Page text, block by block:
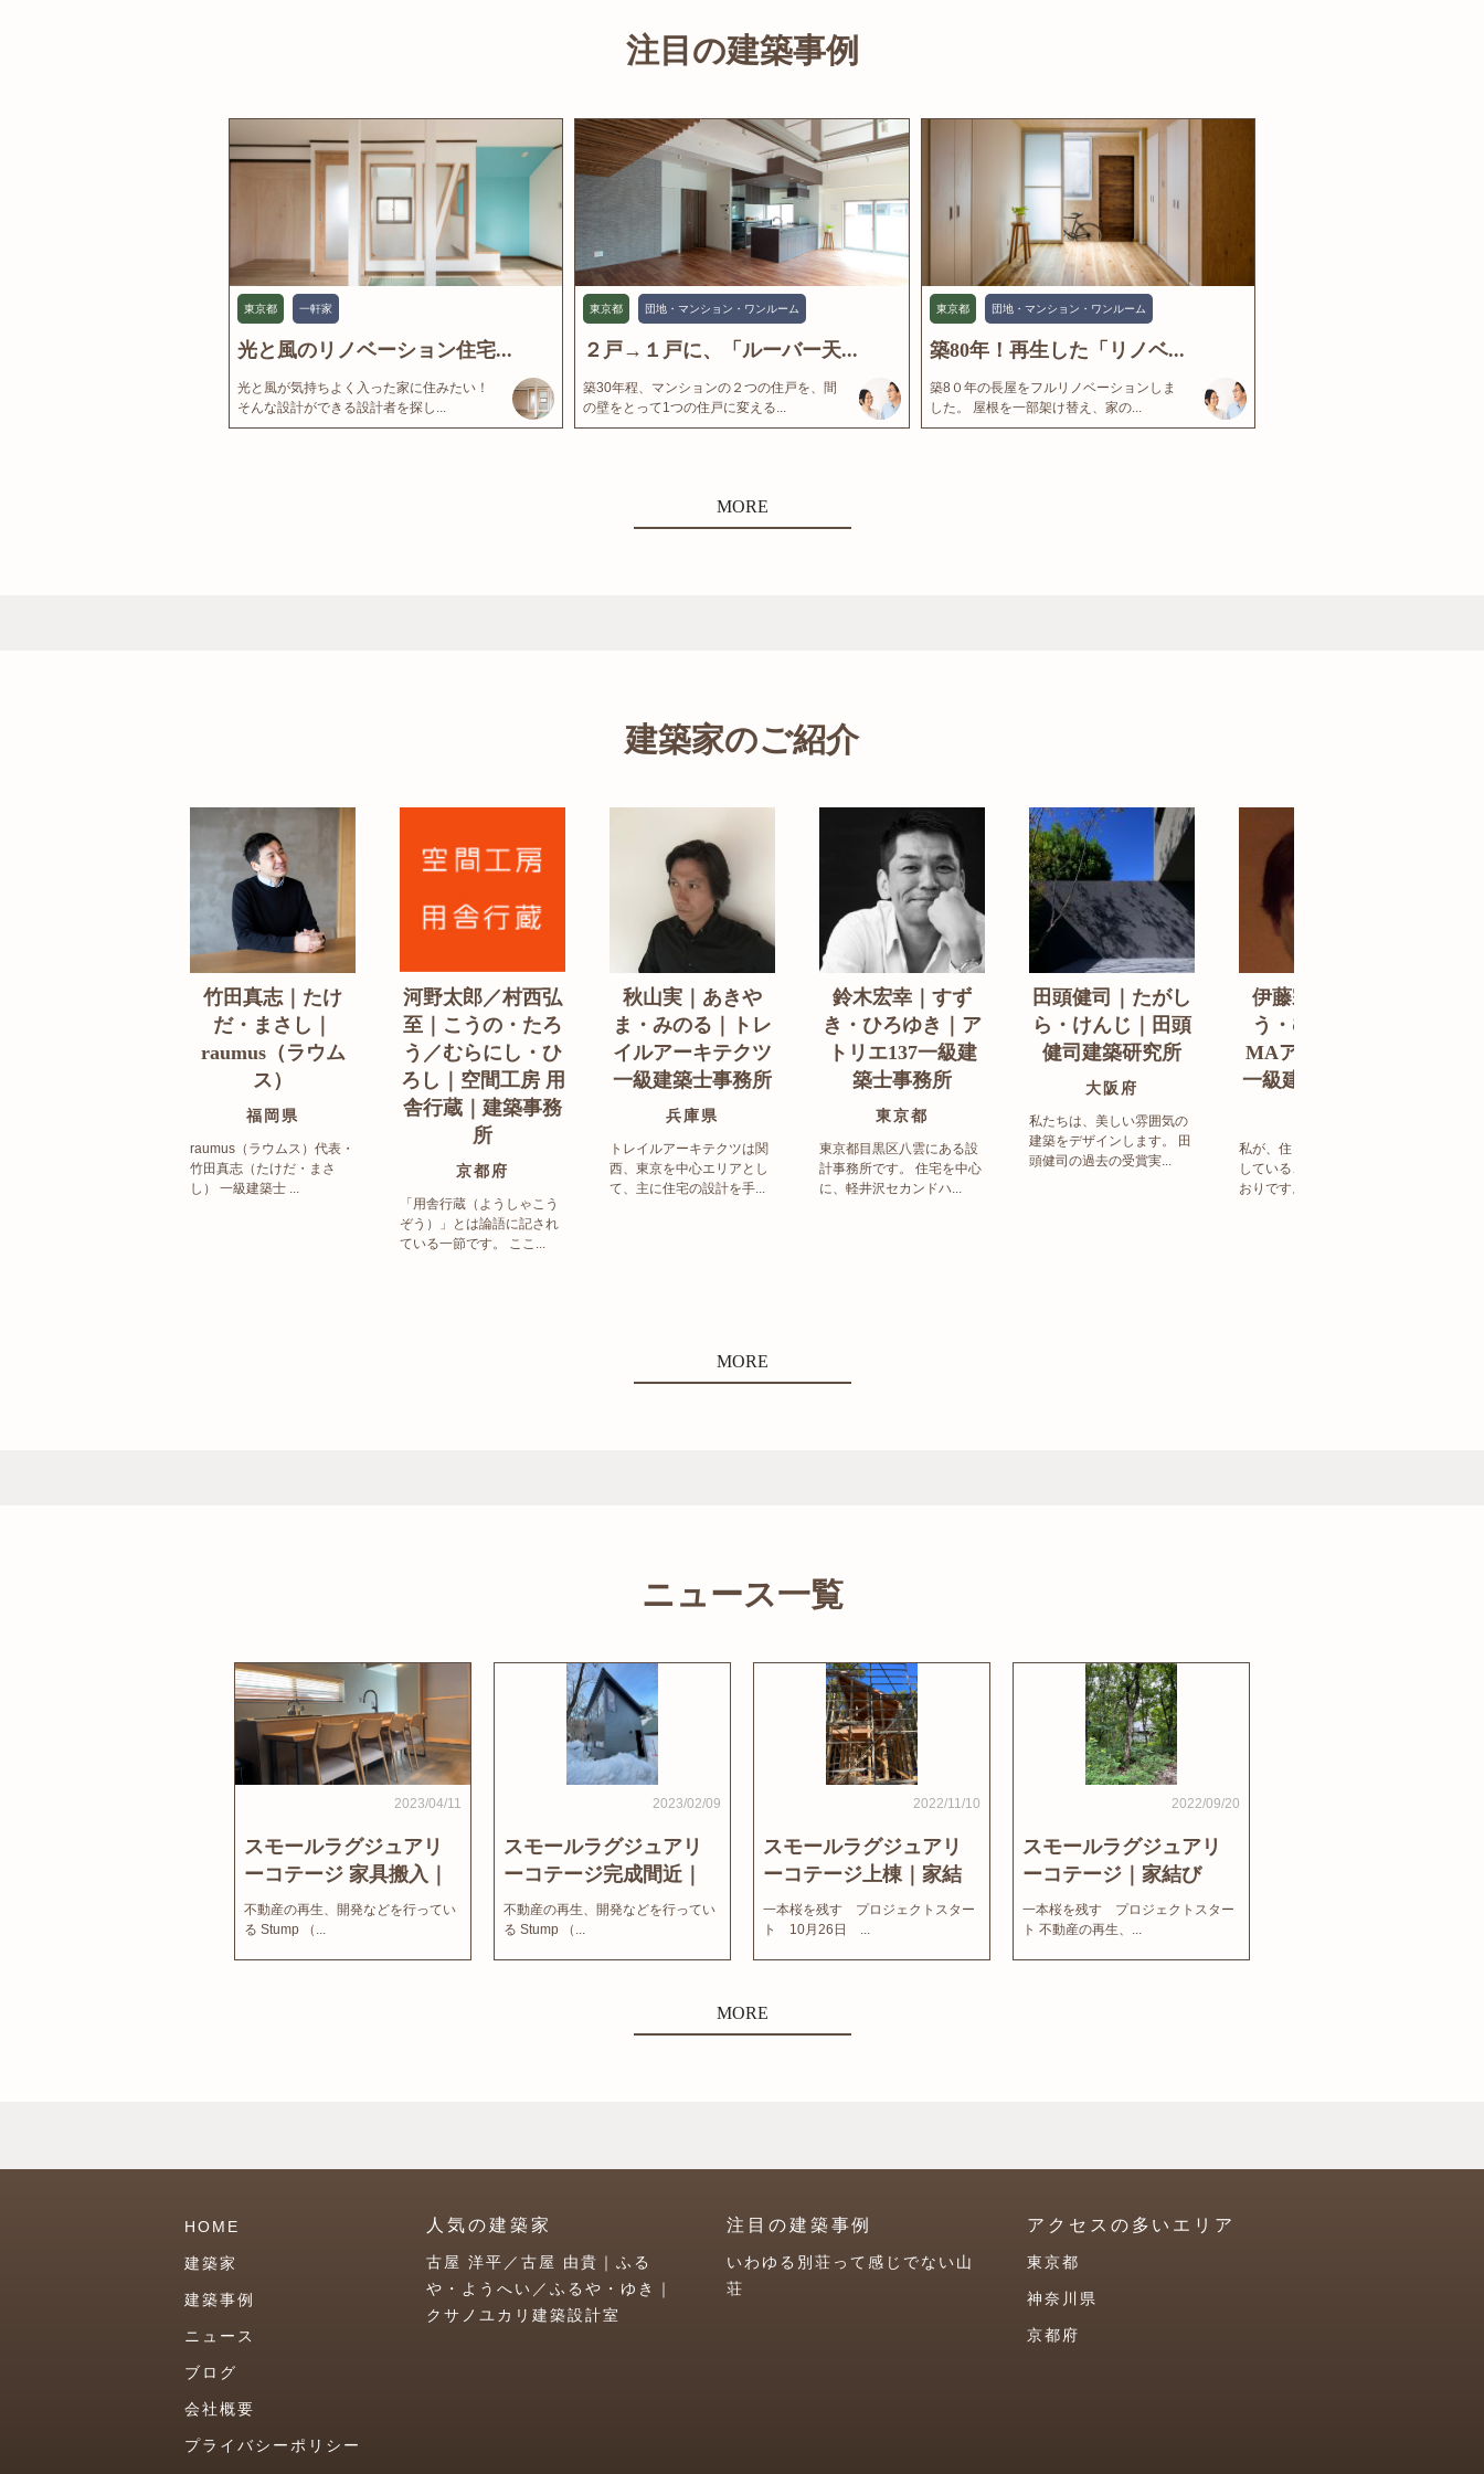
注目の建築事例
東京都 一軒家
光と風のリノベーション住宅...
光と風が気持ちよく入った家に住みたい！
そんな設計ができる設計者を探し...
東京都 団地・マンション・ワンルーム
２戸→１戸に、「ルーバー天...
築30年程、マンションの２つの住戸を、間
の壁をとって1つの住戸に変える...
東京都 団地・マンション・ワンルーム
築80年！再生した「リノベ...
築8０年の長屋をフルリノベーションしま
した。 屋根を一部架け替え、家の...
MORE
建築家のご紹介
竹田真志｜たけ
だ・まさし｜
raumus（ラウム
ス）
福岡県
raumus（ラウムス）代表・
竹田真志（たけだ・まさ
し） 一級建築士 ...
河野太郎／村西弘
至｜こうの・たろ
う／むらにし・ひ
ろし｜空間工房 用
舎行蔵｜建築事務
所
京都府
「用舎行蔵（ようしゃこう
ぞう）」とは論語に記され
ている一節です。 ここ...
秋山実｜あきや
ま・みのる｜トレ
イルアーキテクツ
一級建築士事務所
兵庫県
トレイルアーキテクツは関
西、東京を中心エリアとし
て、主に住宅の設計を手...
鈴木宏幸｜すず
き・ひろゆき｜ア
トリエ137一級建
築士事務所
東京都
東京都目黒区八雲にある設
計事務所です。 住宅を中心
に、軽井沢セカンドハ...
田頭健司｜たがし
ら・けんじ｜田頭
健司建築研究所
大阪府
私たちは、美しい雰囲気の
建築をデザインします。 田
頭健司の過去の受賞実...
伊藤宗明｜いと
う・むねあき｜
MAアーキテクト
一級建築士事務所
私が、住まい造りで大事に
していることは、以下のと
おりです。 洗練された...
MORE
ニュース一覧
2023/04/11
スモールラグジュアリ
ーコテージ 家具搬入｜
家結びNews
不動産の再生、開発などを行ってい
る Stump （...
2023/02/09
スモールラグジュアリ
ーコテージ完成間近｜
家結びNews
不動産の再生、開発などを行ってい
る Stump （...
2022/11/10
スモールラグジュアリ
ーコテージ上棟｜家結
びNews
一本桜を残す プロジェクトスター
ト 10月26日 ...
2022/09/20
スモールラグジュアリ
ーコテージ｜家結び
News
一本桜を残す プロジェクトスター
ト 不動産の再生、...
MORE
HOME
建築家
建築事例
ニュース
ブログ
会社概要
プライバシーポリシー
人気の建築家
古屋 洋平／古屋 由貴｜ふる
や・ようへい／ふるや・ゆき｜
クサノユカリ建築設計室
注目の建築事例
いわゆる別荘って感じでない山
荘
アクセスの多いエリア
東京都
神奈川県
京都府